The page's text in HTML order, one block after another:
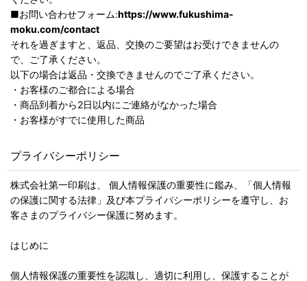
■お問い合わせフォーム:https://www.fukushima-
moku.com/contact
それを過ぎますと、返品、交換のご要望はお受けできませんの
で、ご了承ください。
以下の場合は返品・交換できませんのでご了承ください。
・お客様のご都合による場合
・商品到着から2日以内にご連絡がなかった場合
・お客様がすでに使用した商品
プライバシーポリシー
株式会社第一印刷は、 個人情報保護の重要性に鑑み、「個人情報
の保護に関する法律」及び本プライバシーポリシーを遵守し、お
客さまのプライバシー保護に努めます。
はじめに
個人情報保護の重要性を認識し、適切に利用し、保護することが